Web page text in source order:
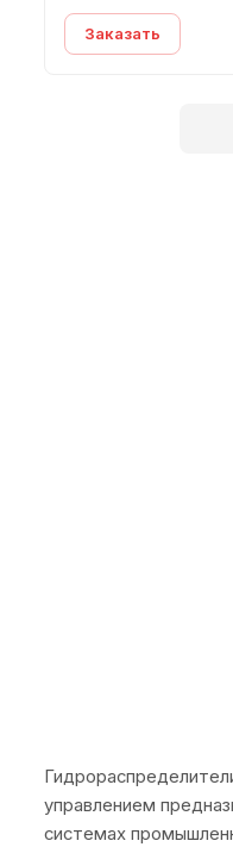
Заказать
управлением
системах